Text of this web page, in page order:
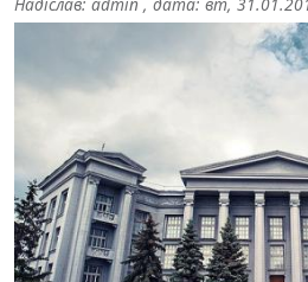
Надіслав: admin , дата: вт,